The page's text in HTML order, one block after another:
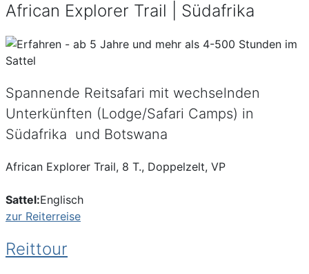
African Explorer Trail | Südafrika
Spannende Reitsafari mit wechselnden
Unterkünften (Lodge/Safari Camps) in
Südafrika und Botswana
African Explorer Trail, 8 T., Doppelzelt, VP
Sattel:Englisch
zur Reiterreise
Reittour